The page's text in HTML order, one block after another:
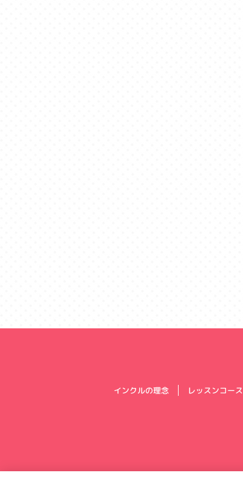
インクルの理念 レッスンコース